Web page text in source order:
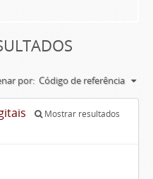
por: Código de referência
Mostrar resultados